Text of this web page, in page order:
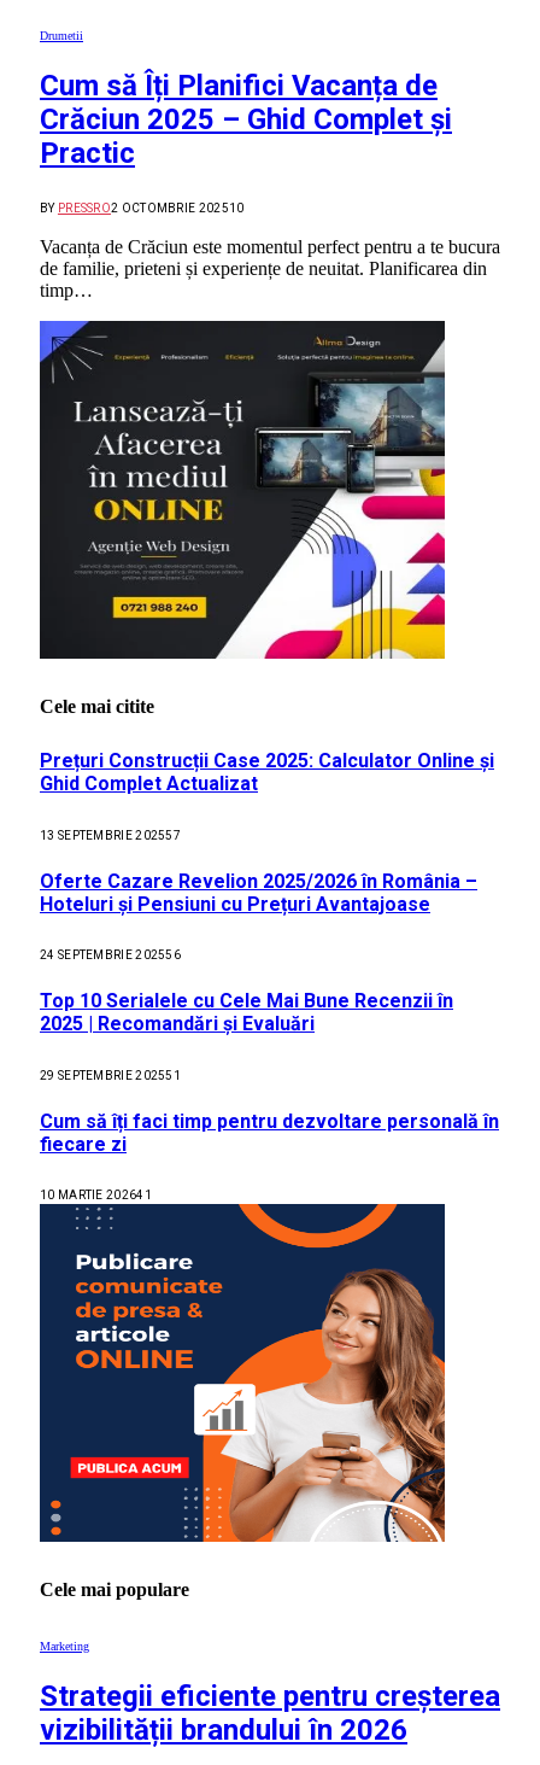
Drumetii
Cum să Îți Planifici Vacanța de
Crăciun 2025 – Ghid Complet și
Practic
BY PRESSRO2 OCTOMBRIE 202510
Vacanța de Crăciun este momentul perfect pentru a te bucura
de familie, prieteni și experiențe de neuitat. Planificarea din
timp…
Cele mai citite
Prețuri Construcții Case 2025: Calculator Online și
Ghid Complet Actualizat
13 SEPTEMBRIE 202557
Oferte Cazare Revelion 2025/2026 în România –
Hoteluri și Pensiuni cu Prețuri Avantajoase
24 SEPTEMBRIE 202556
Top 10 Serialele cu Cele Mai Bune Recenzii în
2025 | Recomandări și Evaluări
29 SEPTEMBRIE 202551
Cum să îți faci timp pentru dezvoltare personală în
fiecare zi
10 MARTIE 202641
Cele mai populare
Marketing
Strategii eficiente pentru creșterea
vizibilității brandului în 2026